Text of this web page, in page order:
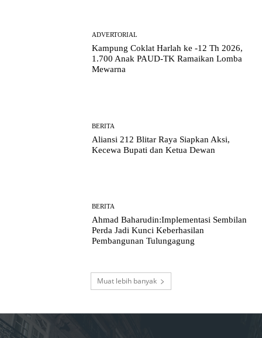
ADVERTORIAL
Kampung Coklat Harlah ke -12 Th 2026,
1.700 Anak PAUD-TK Ramaikan Lomba
Mewarna
BERITA
Aliansi 212 Blitar Raya Siapkan Aksi,
Kecewa Bupati dan Ketua Dewan
BERITA
Ahmad Baharudin:Implementasi Sembilan
Perda Jadi Kunci Keberhasilan
Pembangunan Tulungagung
Muat lebih banyak